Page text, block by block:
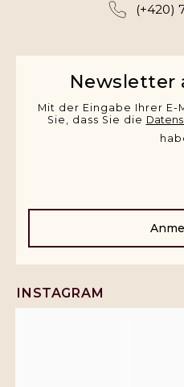
(+420)
Newsletter
Mit der Eingabe Ihrer
Sie, dass Sie die
INSTAGRAM